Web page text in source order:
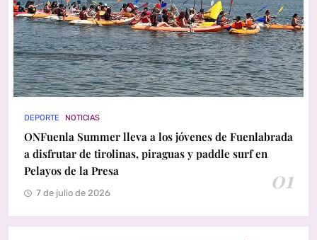
DEPORTE NOTICIAS
ONFuenla Summer lleva a los jóvenes de Fuenlabrada
a disfrutar de tirolinas, piraguas y paddle surf en
Pelayos de la Presa
01
7 de julio de 2026